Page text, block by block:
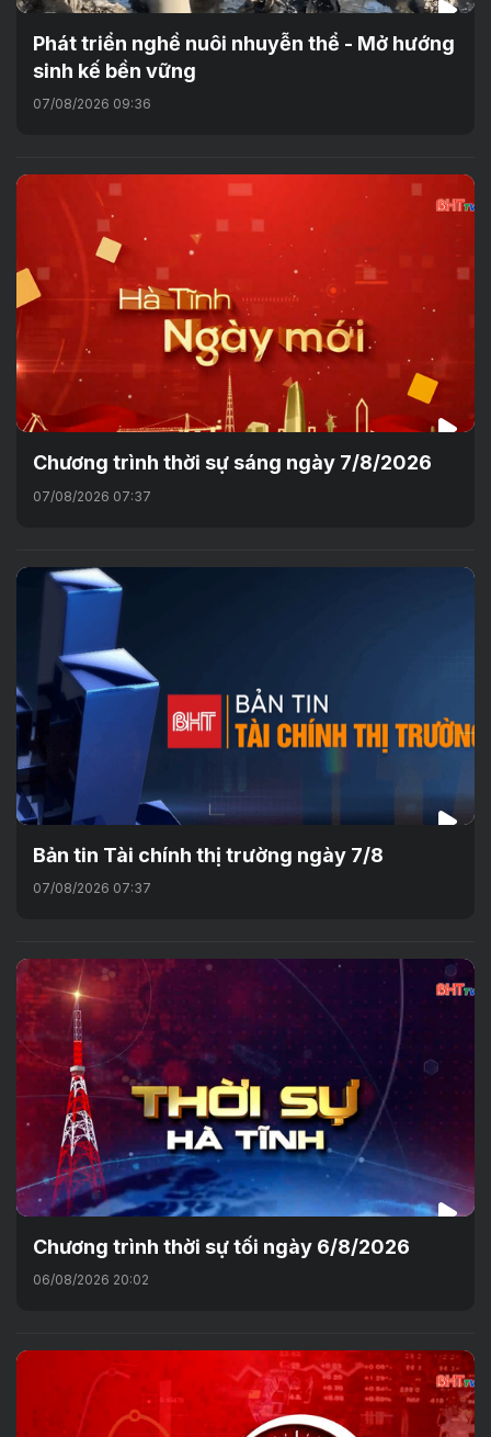
Phát triển nghề nuôi nhuyễn thể - Mở hướng
sinh kế bền vững
07/08/2026 09:36
Chương trình thời sự sáng ngày 7/8/2026
07/08/2026 07:37
Bản tin Tài chính thị trường ngày 7/8
07/08/2026 07:37
Chương trình thời sự tối ngày 6/8/2026
06/08/2026 20:02